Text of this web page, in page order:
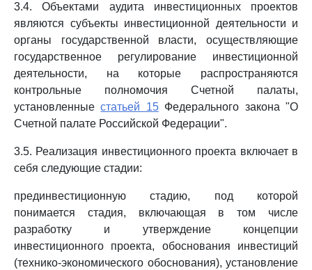
3.4. Объектами аудита инвестиционных проектов
являются субъекты инвестиционной деятельности и
органы государственной власти, осуществляющие
государственное регулирование инвестиционной
деятельности, на которые распространяются
контрольные полномочия Счетной палаты,
установленныестатьей 15Федерального закона "О
Счетной палате Российской Федерации".
3.5. Реализация инвестиционного проекта включает в
себя следующие стадии:
прединвестиционную стадию, под которой
понимается стадия, включающая в том числе
разработку и утверждение концепции
инвестиционного проекта, обоснования инвестиций
(технико-экономического обоснования), установление